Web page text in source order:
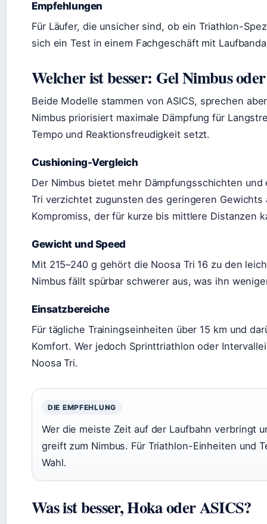
Empfehlungen
Für Läufer, die unsicher sind, ob ein Triathlon-
sich ein Test in einem Fachgeschäft mit
Welcher ist besser: Gel Nimbus
Beide Modelle stammen von ASICS, sprechen
Nimbus priorisiert maximale Dämpfung für
Tempo und Reaktionsfreudigkeit setzt.
Cushioning-Vergleich
Der Nimbus bietet mehr Dämpfungsschichten
Tri verzichtet zugunsten des geringeren Gewichts
Kompromiss, der für kurze bis mittlere Distanzen
Gewicht und Speed
Mit 215–240 g gehört die Noosa Tri 16 zu den
Nimbus fällt spürbar schwerer aus, was ihn
Einsatzbereiche
Für tägliche Trainingseinheiten über 15 km und
Komfort. Wer jedoch Sprinttriathlon oder
Noosa Tri.
DIE EMPFEHLUNG
Wer die meiste Zeit auf der Laufbahn verbringt
greift zum Nimbus. Für Triathlon-Einheiten und
Wahl.
Was ist besser, Hoka oder ASICS?